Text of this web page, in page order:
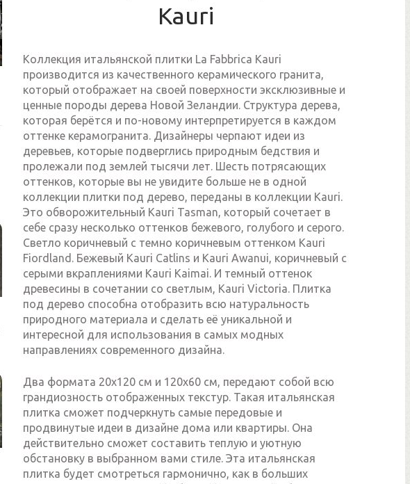
Kauri
Коллекция итальянской плитки La Fabbrica Kauri
производится из качественного керамического гранита,
который отображает на своей поверхности эксклюзивные и
ценные породы дерева Новой Зеландии. Структура дерева,
которая берётся и по-новому интерпретируется в каждом
оттенке керамогранита. Дизайнеры черпают идеи из
деревьев, которые подверглись природным бедствия и
пролежали под землей тысячи лет. Шесть потрясающих
оттенков, которые вы не увидите больше не в одной
коллекции плитки под дерево, переданы в коллекции Kauri.
Это обворожительный Kauri Tasman, который сочетает в
себе сразу несколько оттенков бежевого, голубого и серого.
Светло коричневый с темно коричневым оттенком Kauri
Fiordland. Бежевый Kauri Catlins и Kauri Awanui, коричневый с
серыми вкраплениями Kauri Kaimai. И темный оттенок
древесины в сочетании со светлым, Kauri Victoria. Плитка
под дерево способна отобразить всю натуральность
природного материала и сделать её уникальной и
интересной для использования в самых модных
направлениях современного дизайна.
Два формата 20х120 см и 120х60 см, передают собой всю
грандиозность отображенных текстур. Такая итальянская
плитка сможет подчеркнуть самые передовые и
продвинутые идеи в дизайне дома или квартиры. Она
действительно сможет составить теплую и уютную
обстановку в выбранном вами стиле. Эта итальянская
плитка будет смотреться гармонично, как в больших